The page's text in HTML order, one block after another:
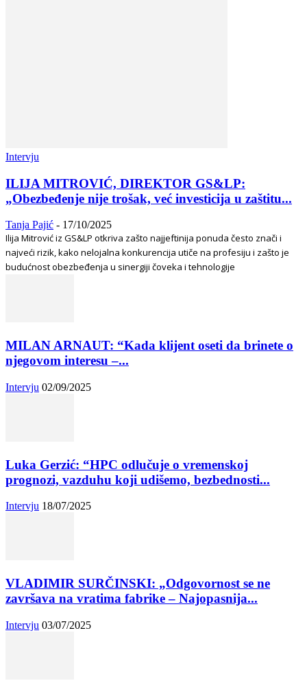
Intervju
ILIJA MITROVIĆ, DIREKTOR GS&LP:
„Obezbeđenje nije trošak, već investicija u zaštitu...
Tanja Pajić - 17/10/2025
Ilija Mitrović iz GS&LP otkriva zašto najjeftinija ponuda često znači i
najveći rizik, kako nelojalna konkurencija utiče na profesiju i zašto je
budućnost obezbeđenja u sinergiji čoveka i tehnologije
MILAN ARNAUT: “Kada klijent oseti da brinete o
njegovom interesu –...
Intervju 02/09/2025
Luka Gerzić: “HPC odlučuje o vremenskoj
prognozi, vazduhu koji udišemo, bezbednosti...
Intervju 18/07/2025
VLADIMIR SURČINSKI: „Odgovornost se ne
završava na vratima fabrike – Najopasnija...
Intervju 03/07/2025